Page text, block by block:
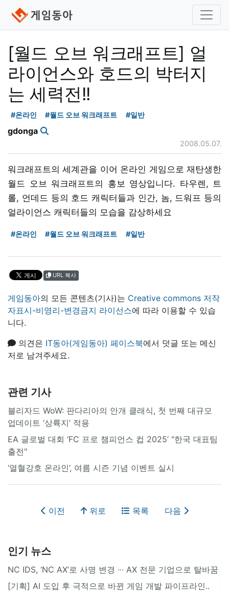
[월드 오브 워크래프트] 얼
라이언스와 호드의 박터지
는 세력전!!
#온라인 #월드 오브 워크래프트 #일반
gdonga
2008.05.07.
워크래프트의 세계관을 이어 온라인 게임으로 재탄생한
월드 오브 워크래프트의 홍보 영상입니다. 타우렌, 트
롤, 언데드 등의 호드 캐릭터들과 인간, 놈, 드워프 등의
얼라이언스 캐릭터들의 모습을 감상하세요
#온라인 #월드 오브 워크래프트 #일반
URL 복사
게임동아의 모든 콘텐츠(기사)는 Creative commons 저작
자표시-비영리-변경금지 라이선스에 따라 이용할 수 있습
니다.
의견은 IT동아(게임동아) 페이스북에서 덧글 또는 메신
저로 남겨주세요.
관련 기사
블리자드 WoW: 판다리아의 안개 클래식, 첫 번째 대규모
업데이트 ‘상륙지’ 적용
EA 글로벌 대회 ‘FC 프로 챔피언스 컵 2025’ "한국 대표팀
출전"
‘열혈강호 온라인’, 여름 시즌 기념 이벤트 실시
이전 위로 목록 다음
인기 뉴스
NC IDS, ‘NC AX’로 사명 변경 ∙∙∙ AX 전문 기업으로 탈바꿈
[기획] AI 도입 후 극적으로 바뀐 게임 개발 파이프라인..